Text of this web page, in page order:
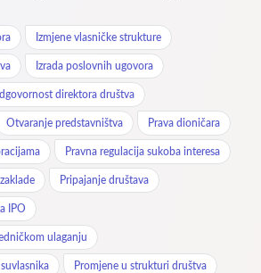
Izmjene vlasničke strukture
Izrada poslovnih ugovora
direktora društva
Otvaranje predstavništva Prava dioničara
Pravna regulacija sukoba interesa
Pripajanje društava
IPO
ulaganju
Promjene u strukturi društva